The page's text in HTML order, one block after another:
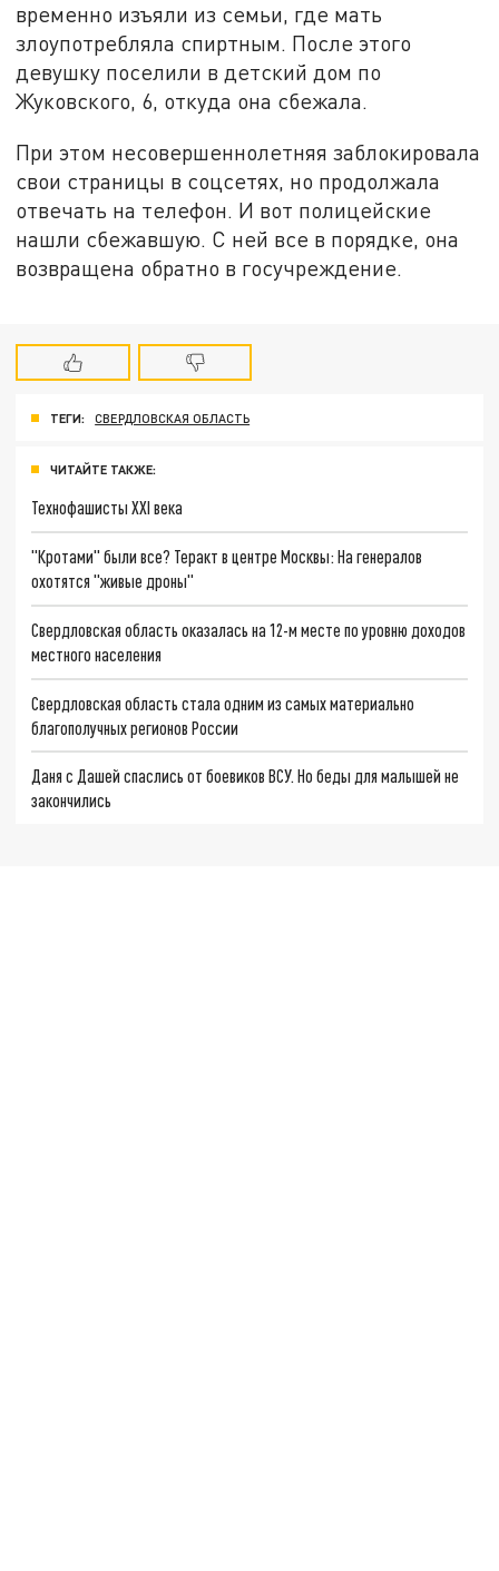
временно изъяли из семьи, где мать
злоупотребляла спиртным. После этого
девушку поселили в детский дом по
Жуковского, 6, откуда она сбежала.
При этом несовершеннолетняя заблокировала
свои страницы в соцсетях, но продолжала
отвечать на телефон. И вот полицейские
нашли сбежавшую. С ней все в порядке, она
возвращена обратно в госучреждение.
ТЕГИ: СВЕРДЛОВСКАЯ ОБЛАСТЬ
ЧИТАЙТЕ ТАКЖЕ:
Технофашисты XXI века
"Кротами" были все? Теракт в центре Москвы: На генералов
охотятся "живые дроны"
Свердловская область оказалась на 12-м месте по уровню доходов
местного населения
Свердловская область стала одним из самых материально
благополучных регионов России
Даня с Дашей спаслись от боевиков ВСУ. Но беды для малышей не
закончились